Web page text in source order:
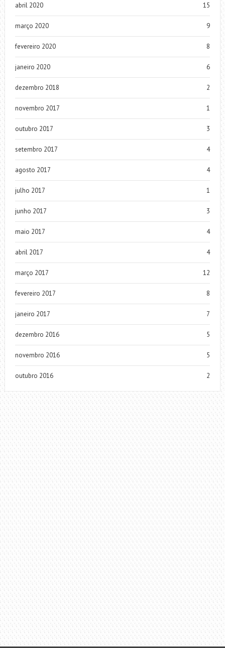
abril 2020 15
março 2020 9
fevereiro 2020 8
janeiro 2020 6
dezembro 2018 2
novembro 2017 1
outubro 2017 3
setembro 2017 4
agosto 2017 4
julho 2017 1
junho 2017 3
maio 2017 4
abril 2017 4
março 2017 12
fevereiro 2017 8
janeiro 2017 7
dezembro 2016 5
novembro 2016 5
outubro 2016 2